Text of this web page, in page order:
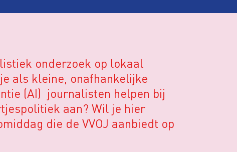
onderzoek op lokaal
als kleine, onafhankelijke
(AI) journalisten helpen bij
aan? Wil je hier
die de VVOJ aanbiedt op